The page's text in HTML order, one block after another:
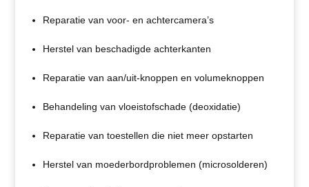
Reparatie van voor- en achtercamera’s
Herstel van beschadigde achterkanten
Reparatie van aan/uit-knoppen en volumeknoppen
Behandeling van vloeistofschade (deoxidatie)
Reparatie van toestellen die niet meer opstarten
Herstel van moederbordproblemen (microsolderen)